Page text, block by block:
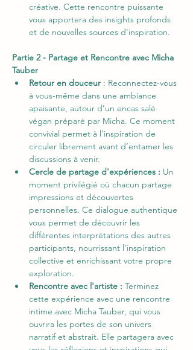
créative. Cette rencontre puissante
vous apportera des insights profonds
et de nouvelles sources d'inspiration.
Partie 2 - Partage et Rencontre avec Micha
Tauber
Retour en douceur : Reconnectez-vous
à vous-même dans une ambiance
apaisante, autour d’un encas salé
végan préparé par Micha. Ce moment
convivial permet à l’inspiration de
circuler librement avant d’entamer les
discussions à venir.
Cercle de partage d'expériences : Un
moment privilégié où chacun partage
impressions et découvertes
personnelles. Ce dialogue authentique
vous permet de découvrir les
différentes interprétations des autres
participants, nourrissant l’inspiration
collective et enrichissant votre propre
exploration.
Rencontre avec l'artiste : Terminez
cette expérience avec une rencontre
intime avec Micha Tauber, qui vous
ouvrira les portes de son univers
narratif et abstrait. Elle partagera avec